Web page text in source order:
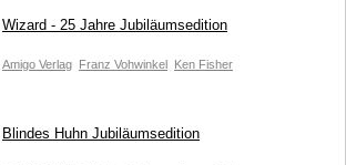
Wizard - 25 Jahre Jubiläumsedition
Amigo Verlag Franz Vohwinkel Ken Fisher
Blindes Huhn Jubiläumsedition